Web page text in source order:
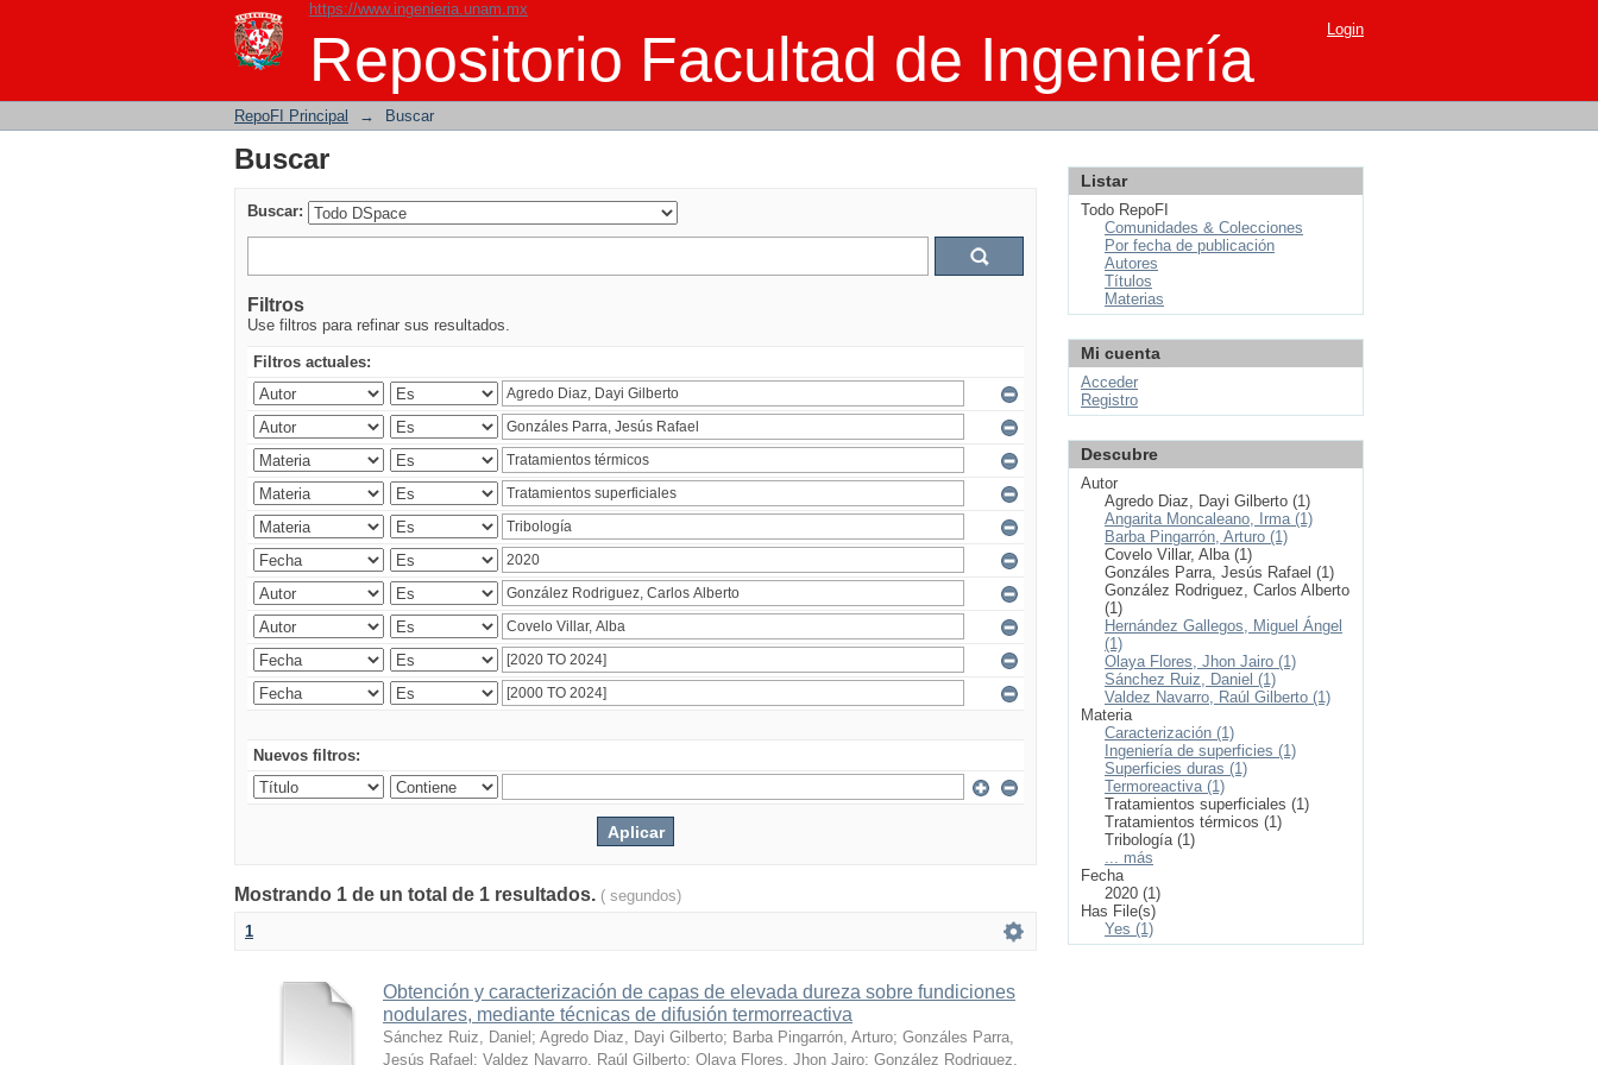
https://www.ingenieria.unam.mx
Repositorio Facultad de Ingeniería
Buscar Login
RepoFI Principal → Buscar
Buscar
Buscar:
Filtros
Use filtros para refinar sus resultados.
Filtros actuales:
Nuevos filtros:
Mostrando 1 de un total de 1 resultados. ( segundos)
1
Obtención y caracterización de capas de elevada dureza sobre fundiciones
nodulares, mediante técnicas de difusión termorreactiva
Sánchez Ruiz, Daniel ; Agredo Diaz, Dayi Gilberto; Barba Pingarrón, Arturo; Gonzáles Parra,
Jesús Rafael ; Valdez Navarro, Raúl Gilberto; Olaya Flores, Jhon Jairo; González Rodriguez,
Listar
Todo RepoFI
Comunidades & Colecciones
Por fecha de publicación
Autores
Títulos
Materias
Mi cuenta
Acceder
Registro
Descubre
Autor
Agredo Diaz, Dayi Gilberto (1)
Angarita Moncaleano, Irma (1)
Barba Pingarrón, Arturo (1)
Covelo Villar, Alba (1)
Gonzáles Parra, Jesús Rafael (1)
González Rodriguez, Carlos Alberto
(1)
Hernández Gallegos, Miguel Ángel
(1)
Olaya Flores, Jhon Jairo (1)
Sánchez Ruiz, Daniel (1)
Valdez Navarro, Raúl Gilberto (1)
Materia
Caracterización (1)
Ingeniería de superficies (1)
Superficies duras (1)
Termoreactiva (1)
Tratamientos superficiales (1)
Tratamientos térmicos (1)
Tribología (1)
... más
Fecha
2020 (1)
Has File(s)
Yes (1)